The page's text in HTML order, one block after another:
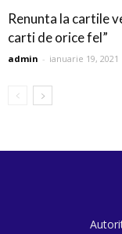
Renunta la cartile
carti de orice fel”
admin - ianuarie 19, 2021